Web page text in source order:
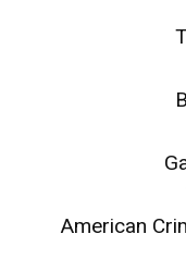
American